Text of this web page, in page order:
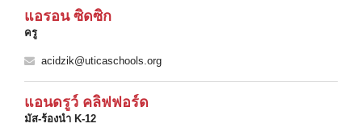
แอรอน ซิดซิก
ครู
acidzik@uticaschools.org
แอนดรูว์ คลิฟฟอร์ด
มัส-ร้องนํา K-12